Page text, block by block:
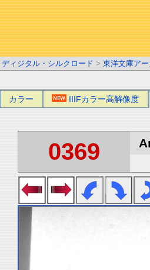
ディジタル・シルクロード > 東洋文庫ア
カラー IIIFカラー高解像度
0369